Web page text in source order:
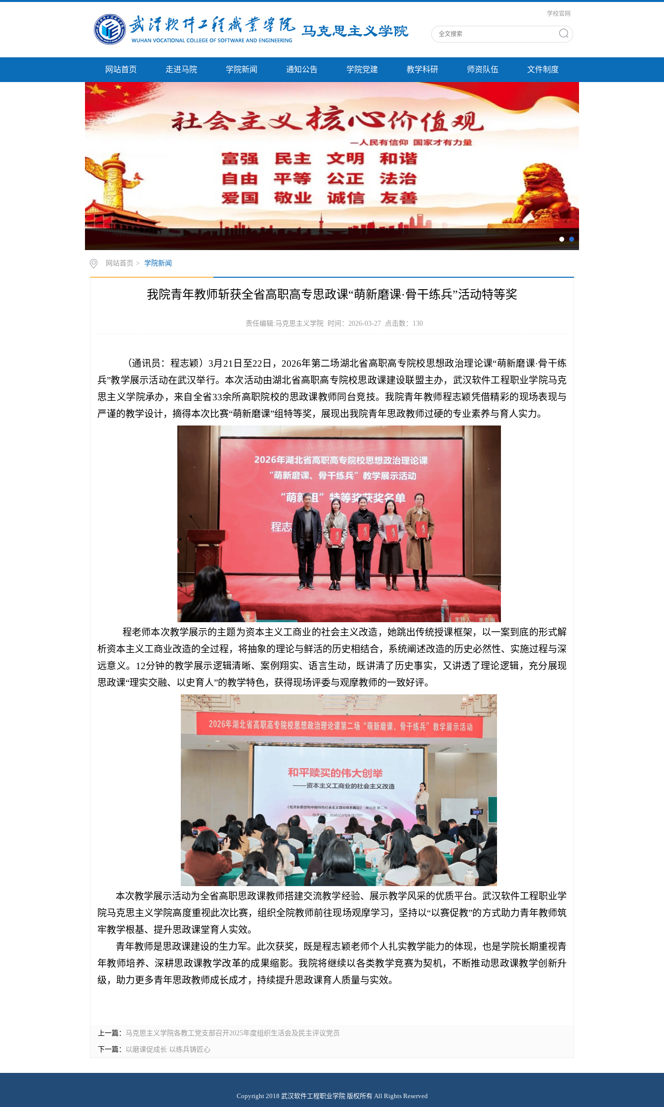
学校官网
网站首页 走进马院 学院新闻 通知公告 学院党建 教学科研 师资队伍 文件制度
网站首页 > 学院新闻
我院青年教师斩获全省高职高专思政课“萌新磨课·骨干练兵”活动特等奖
责任编辑:马克思主义学院 时间：2026-03-27 点击数： 130
（通讯员：程志颖）3月21日至22日，2026年第二场湖北省高职高专院校思想政治理论课“萌新磨课·骨干练
兵”教学展示活动在武汉举行。本次活动由湖北省高职高专院校思政课建设联盟主办，武汉软件工程职业学院马克
思主义学院承办，来自全省33余所高职院校的思政课教师同台竞技。我院青年教师程志颖凭借精彩的现场表现与
严谨的教学设计，摘得本次比赛“萌新磨课”组特等奖，展现出我院青年思政教师过硬的专业素养与育人实力。
程老师本次教学展示的主题为资本主义工商业的社会主义改造，她跳出传统授课框架，以一案到底的形式解
析资本主义工商业改造的全过程，将抽象的理论与鲜活的历史相结合，系统阐述改造的历史必然性、实施过程与深
远意义。12分钟的教学展示逻辑清晰、案例翔实、语言生动，既讲清了历史事实，又讲透了理论逻辑，充分展现
思政课“理实交融、以史育人”的教学特色，获得现场评委与观摩教师的一致好评。
本次教学展示活动为全省高职思政课教师搭建交流教学经验、展示教学风采的优质平台。武汉软件工程职业学
院马克思主义学院高度重视此次比赛，组织全院教师前往现场观摩学习，坚持以“以赛促教”的方式助力青年教师筑
牢教学根基、提升思政课堂育人实效。
青年教师是思政课建设的生力军。此次获奖，既是程志颖老师个人扎实教学能力的体现，也是学院长期重视青
年教师培养、深耕思政课教学改革的成果缩影。我院将继续以各类教学竞赛为契机，不断推动思政课教学创新升
级，助力更多青年思政教师成长成才，持续提升思政课育人质量与实效。
上一篇： 马克思主义学院各教工党支部召开2025年度组织生活会及民主评议党员
下一篇： 以磨课促成长 以练兵铸匠心
Copyright 2018 武汉软件工程职业学院 版权所有 All Rights Reserved